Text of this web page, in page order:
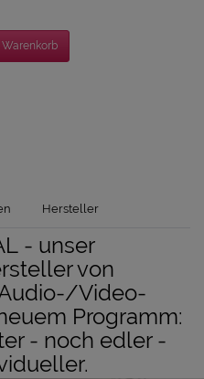
Warenkorb
Hersteller
- unser
von
Video-
Programm:
- noch edler -